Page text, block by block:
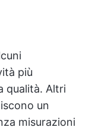
più
qualità. Altri
un
misurazioni